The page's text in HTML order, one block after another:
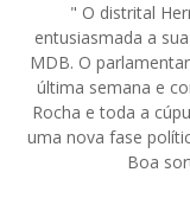
" O distrital
entusiasmada a
MDB. O
última semana e
Rocha e toda a
uma nova fase
Boa